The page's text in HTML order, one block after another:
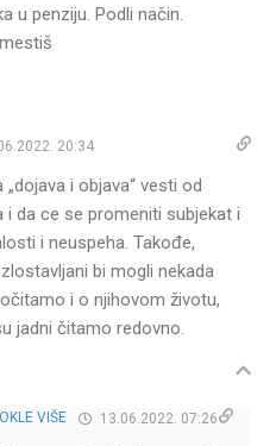
u penziju. Podli način.
20:34
i objava“ vesti od
i da ce se promeniti subjekat i
i neuspeha. Takođe,
bi mogli nekada
i o njihovom životu,
jadni čitamo redovno.
VIŠE 13.06.2022. 07:26